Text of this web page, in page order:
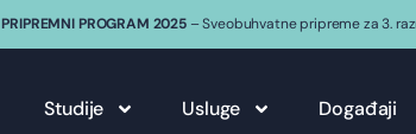
PRIPREMNI PROGRAM 2025– Sveobuhvatne pripreme za 3.
Studije Usluge Događaji